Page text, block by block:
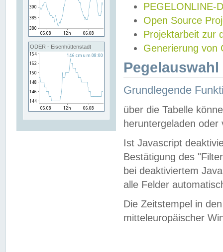
ODER - Eisenhüttenstadt
PEGELONLINE-
Open Source
Projektarbeit zur
Generierung von
Grundlegende
über die Tabelle
heruntergeladen oder
Ist Javascript
Bestätigung des
bei deaktiviertem
alle Felder
Die Zeitstempel in
mitteleuropäischer